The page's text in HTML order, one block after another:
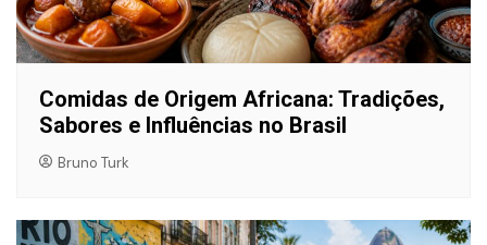
Comidas de Origem Africana: Tradições,
Sabores e Influências no Brasil
Bruno Turk